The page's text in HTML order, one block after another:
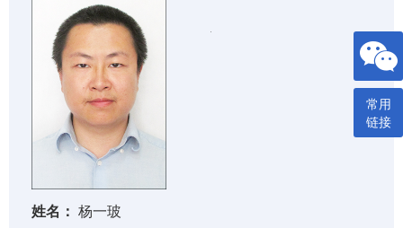
姓名： 杨一玻
常用
链接